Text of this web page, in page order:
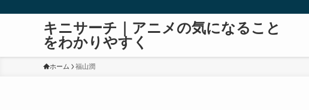
キニサーチ｜アニメの気になること
をわかりやすく
ホーム 福山潤